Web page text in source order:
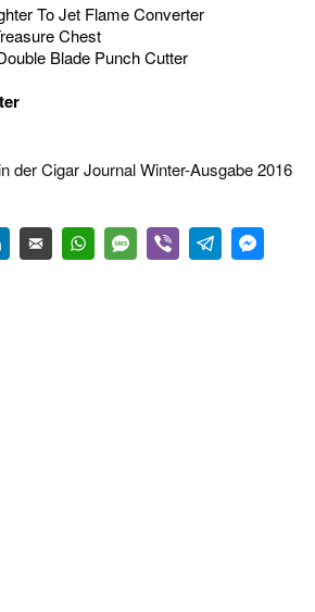
To Jet Flame Converter
Chest
Blade Punch Cutter
der Cigar Journal Winter-Ausgabe 2016